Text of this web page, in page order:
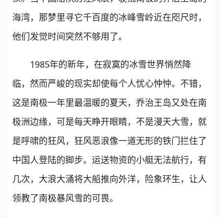
海湾，那梦里寻它千百度的冰峰雪岭近在咫尺时，
他们发觉时间突然不够用了。
1985年的新年，在寂寞的冰雪世界悄然降
临，然而严峻的现实却使每个人忧心忡忡。不错，
这是南极一年里最温暖的夏天，乔治王岛又处在南
极洲边缘，可是每天睁开眼睛，不是漫天大雪，就
是呼啸的狂风，狂风恶浪像一道无形的铁门拦住了
中国人登陆的脚步。运送物资的小艇无法航行，有
几次，大浪大涌将大船推向外洋，险象环生，让人
领教了南极暴风雪的可畏。